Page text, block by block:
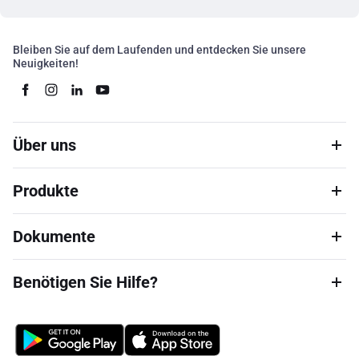
Bleiben Sie auf dem Laufenden und entdecken Sie unsere
Neuigkeiten!
Über uns
Produkte
Dokumente
Benötigen Sie Hilfe?